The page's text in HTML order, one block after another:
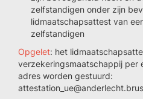
zelfstandigen onder zijn
lidmaatschapsattest van
zelfstandigen
Opgelet: het
verzekeringsmaatschappij per
adres worden gestuurd: